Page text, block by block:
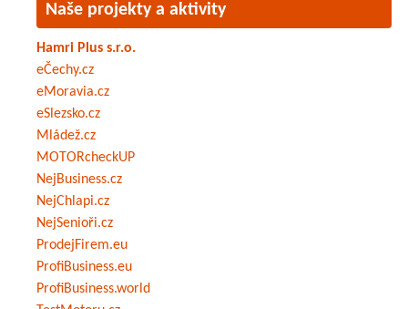
Naše projekty a aktivity
Hamri Plus s.r.o.
eČechy.cz
eMoravia.cz
eSlezsko.cz
Mládež.cz
MOTORcheckUP
NejBusiness.cz
NejChlapi.cz
NejSenioři.cz
ProdejFirem.eu
ProfiBusiness.eu
ProfiBusiness.world